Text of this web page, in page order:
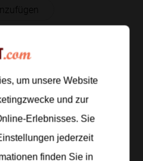
Salz in einem Topf
einmal dazugeben und
glatter Teigklops bildet
um unsere Website
und zur
Erlebnisses. Sie
jederzeit
finden Sie in